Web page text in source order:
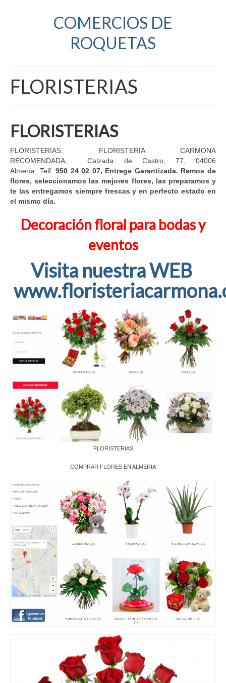
COMERCIOS DE
ROQUETAS
FLORISTERIAS
FLORISTERIAS
FLORISTERIAS, FLORISTERIA CARMONA
RECOMENDADA, Calzada de Castro, 77, 04006
Almería, Telf.950 24 02 07, Entrega Garantizada. Ramos de
flores, seleccionamos las mejores flores, las preparamos y
te las entregamos siempre frescas y en perfecto estado en
el mismo día.
Decoración floral para bodas y
eventos
Visita nuestra WEB
FLORISTERIAS
COMPRAR FLORES EN ALMERIA